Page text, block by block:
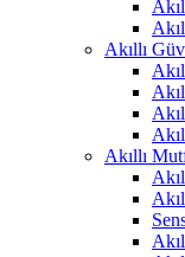
Akıllı
Akıllı